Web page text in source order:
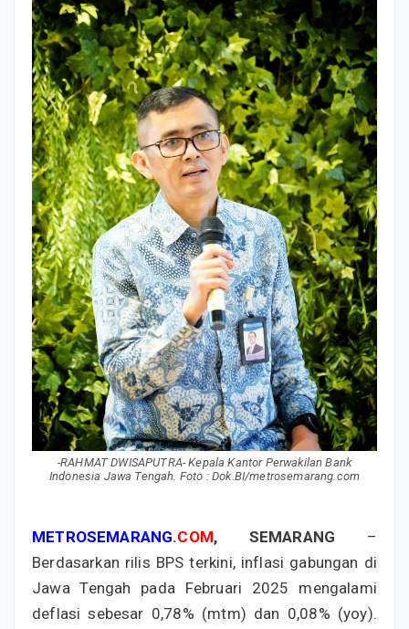
-RAHMAT DWISAPUTRA- Kepala Kantor Perwakilan Bank
Indonesia Jawa Tengah. Foto : Dok.BI/metrosemarang.com
METROSEMARANG.COM, SEMARANG –
Berdasarkan rilis BPS terkini, inflasi gabungan di
Jawa Tengah pada Februari 2025 mengalami
deflasi sebesar 0,78% (mtm) dan 0,08% (yoy).